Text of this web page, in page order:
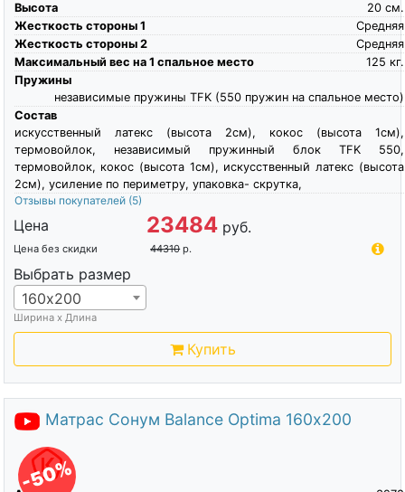
Высота
см.
20
Жесткость стороны 1
Средняя
Жесткость стороны 2
Средняя
Максимальный вес на 1 спальное место
кг.
125
Пружины
независимые пружины TFK (550 пружин на спальное место)
Состав
искусственный латекс (высота 2см), кокос (высота 1см),
термовойлок, независимый пружинный блок TFK 550,
термовойлок, кокос (высота 1см), искусственный латекс (высота
2см), усиление по периметру, упаковка- скрутка,
Отзывы покупателей (5)
Цена 23484 руб.
Цена без скидки 44310 р.
Выбрать размер
160х200
Ширина х Длина
Купить
Матрас Сонум Balance Optima 160х200
-50%